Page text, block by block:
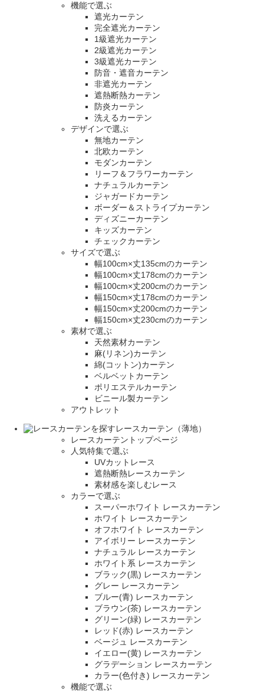
機能で選ぶ
遮光カーテン
完全遮光カーテン
1級遮光カーテン
2級遮光カーテン
3級遮光カーテン
防音・遮音カーテン
非遮光カーテン
遮熱断熱カーテン
防炎カーテン
洗えるカーテン
デザインで選ぶ
無地カーテン
北欧カーテン
モダンカーテン
リーフ＆フラワーカーテン
ナチュラルカーテン
ジャガードカーテン
ボーダー＆ストライプカーテン
ディズニーカーテン
キッズカーテン
チェックカーテン
サイズで選ぶ
幅100cm×丈135cmのカーテン
幅100cm×丈178cmのカーテン
幅100cm×丈200cmのカーテン
幅150cm×丈178cmのカーテン
幅150cm×丈200cmのカーテン
幅150cm×丈230cmのカーテン
素材で選ぶ
天然素材カーテン
麻(リネン)カーテン
綿(コットン)カーテン
ベルベットカーテン
ポリエステルカーテン
ビニール製カーテン
アウトレット
レースカーテン（薄地）
レースカーテントップページ
人気特集で選ぶ
UVカットレース
遮熱断熱レースカーテン
素材感を楽しむレース
カラーで選ぶ
スーパーホワイト レースカーテン
ホワイト レースカーテン
オフホワイト レースカーテン
アイボリー レースカーテン
ナチュラル レースカーテン
ホワイト系 レースカーテン
ブラック(黒) レースカーテン
グレー レースカーテン
ブルー(青) レースカーテン
ブラウン(茶) レースカーテン
グリーン(緑) レースカーテン
レッド(赤) レースカーテン
ベージュ レースカーテン
イエロー(黄) レースカーテン
グラデーション レースカーテン
カラー(色付き) レースカーテン
機能で選ぶ